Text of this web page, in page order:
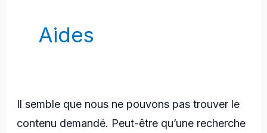
Aides
Il semble que nous ne pouvons pas trouver le
contenu demandé. Peut-être qu’une recherche